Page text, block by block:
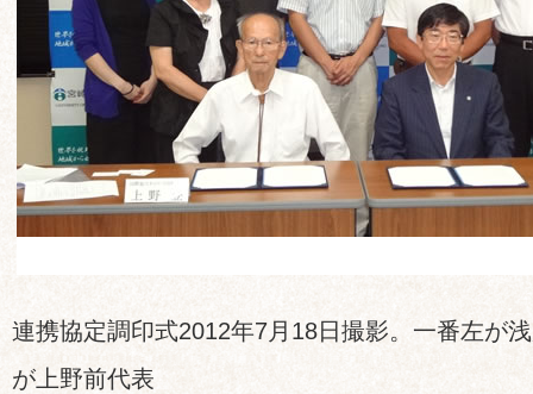
連携協定調印式2012年7月18日撮影。一番左が
が上野前代表